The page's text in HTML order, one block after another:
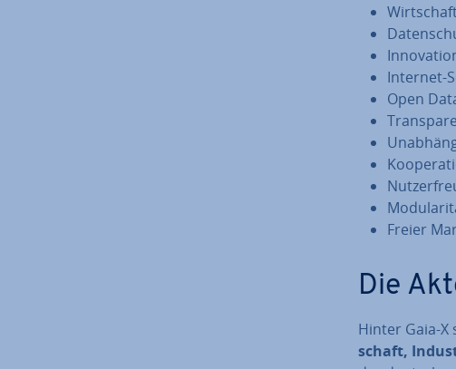
Internet-
Open
Freier
Die
Hinter Gaia-X
schaft,